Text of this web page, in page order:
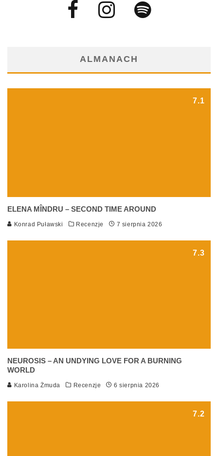
ALMANACH
7.1
ELENA MÎNDRU – SECOND TIME AROUND
Konrad Puławski Recenzje 7 sierpnia 2026
7.3
NEUROSIS – AN UNDYING LOVE FOR A BURNING
WORLD
Karolina Żmuda Recenzje 6 sierpnia 2026
7.2